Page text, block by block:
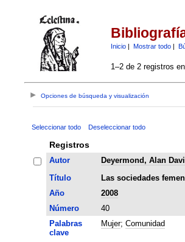
Inicio| Mostrar todo|
1–2 de 2 registros
Opciones de búsqueda y visualización
Seleccionar todo Deseleccionar todo
Registros
Autor
Deyermond, Alan
Título
Las sociedades
Año
2008
Número
40
Palabras
clave
Mujer; Comunidad